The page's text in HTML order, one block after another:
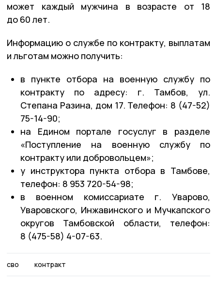
может каждый мужчина в возрасте от 18
до 60 лет.
Информацию о службе по контракту, выплатам
и льготам можно получить:
в пункте отбора на военную службу по
контракту по адресу: г. Тамбов, ул.
Степана Разина, дом 17. Телефон: 8 (47-52)
75-14-90;
на Едином портале госуслуг в разделе
«Поступление на военную службу по
контракту или добровольцем»;
у инструктора пункта отбора в Тамбове,
телефон: 8 953 720-54-98;
в военном комиссариате г. Уварово,
Уваровского, Инжавинского и Мучкапского
округов Тамбовской области, телефон:
8 (475-58) 4-07-63.
сво контракт